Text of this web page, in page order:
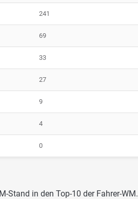
241
69
33
27
9
4
0
Stand in den Top-10 der Fahrer-WM.